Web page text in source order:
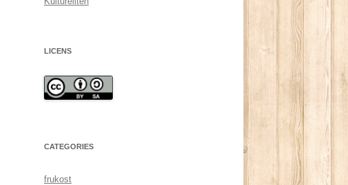
LICENS
CATEGORIES
frukost